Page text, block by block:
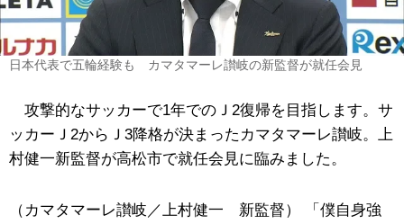
日本代表で五輪経験も カマタマーレ讃岐の新監督が就任会見
攻撃的なサッカーで1年でのＪ2復帰を目指します。サ
ッカーＪ2からＪ3降格が決まったカマタマーレ讃岐。上
村健一新監督が高松市で就任会見に臨みました。
（カマタマーレ讃岐／上村健一 新監督） 「僕自身強